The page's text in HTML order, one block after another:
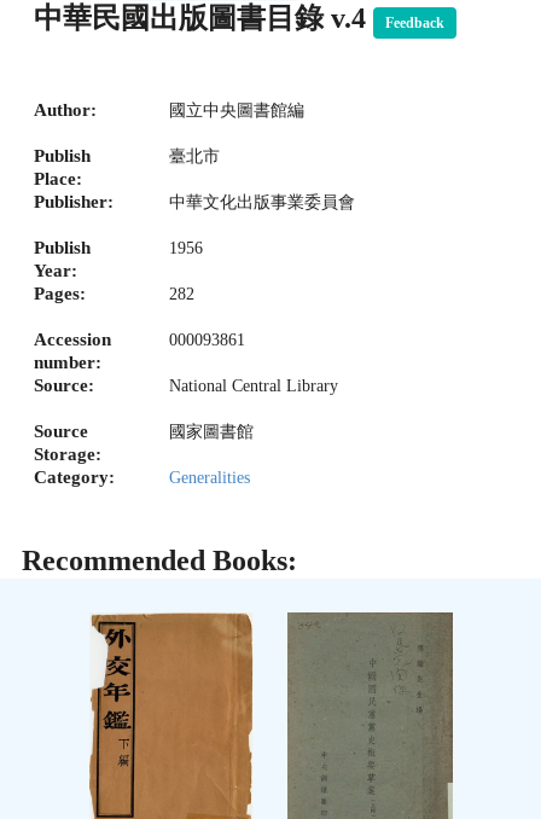
中華民國出版圖書目錄 v.4 Feedback
Author: 國立中央圖書館編
Publish
Place:
臺北市
Publisher: 中華文化出版事業委員會
Publish
Year:
1956
Pages: 282
Accession
number:
000093861
Source: National Central Library
Source
Storage:
國家圖書館
Category: Generalities
Recommended Books: